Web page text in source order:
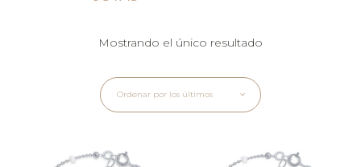
Mostrando el único resultado
Ordenar por los últimos